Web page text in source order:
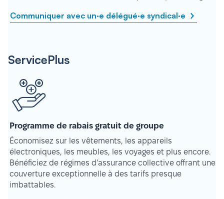
Communiquer avec un·e délégué·e syndical·e
ServicePlus
Programme de rabais gratuit de groupe
Économisez sur les vêtements, les appareils
électroniques, les meubles, les voyages et plus encore.
Bénéficiez de régimes d’assurance collective offrant une
couverture exceptionnelle à des tarifs presque
imbattables.